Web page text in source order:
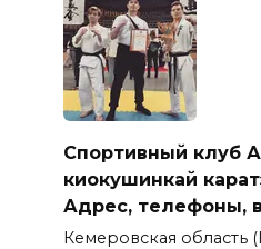
Спортивный клуб
киокушинкай
Адрес, телефоны,
Кемеровская область